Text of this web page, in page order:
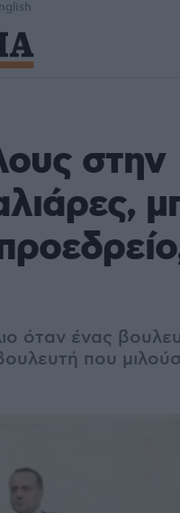
στην
όταν ένας
που